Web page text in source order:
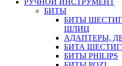
РУЧНОЙ ИНСТРУМЕНТ
БИТЫ
БИТЫ
ШЛИЦ
АДАПТЕРЫ,
БИТА
БИТЫ PHILIPS